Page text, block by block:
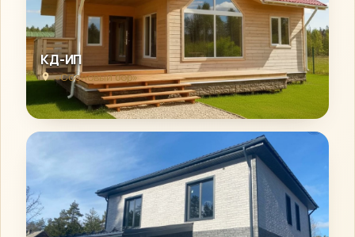
КД-ИП
«Сосновый бор»